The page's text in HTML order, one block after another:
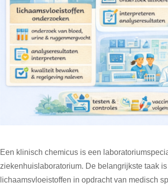
Een klinisch chemicus is een
ziekenhuislaboratorium. De belangrijkste taak
lichaamsvloeistoffen in opdracht van medisch